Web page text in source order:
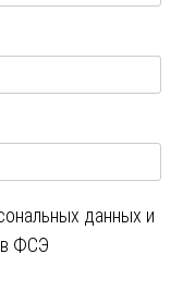
данных и
в ФСЭ